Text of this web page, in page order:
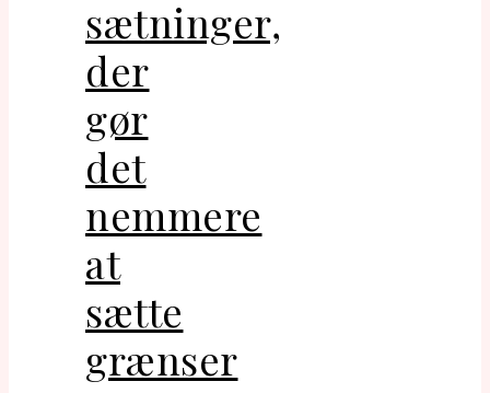
sætninger,
der
gør
det
nemmere
at
sætte
grænser